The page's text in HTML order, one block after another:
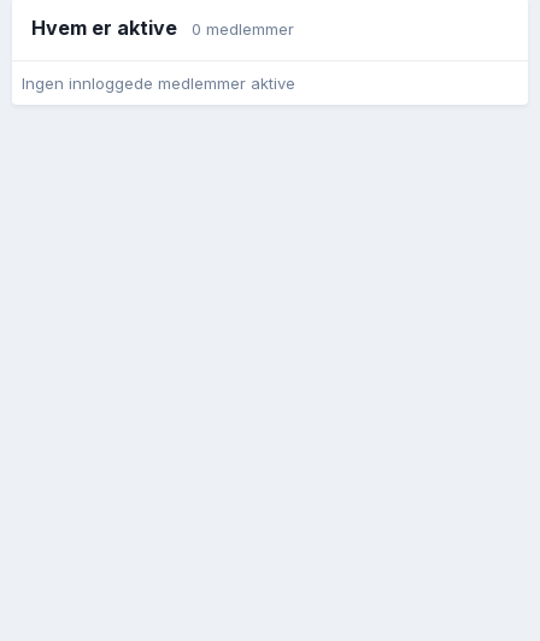
Hvem er aktive 0 medlemmer
Ingen innloggede medlemmer aktive